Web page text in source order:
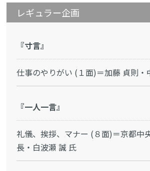
レギュラー企画
『寸言』
仕事のやりがい (１面)＝加藤 貞則・
『一人一言』
礼儀、挨拶、マナー (８面)＝京都中
長・白波瀬 誠 氏